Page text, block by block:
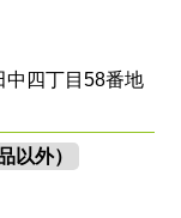
中四丁目58番地
以外）